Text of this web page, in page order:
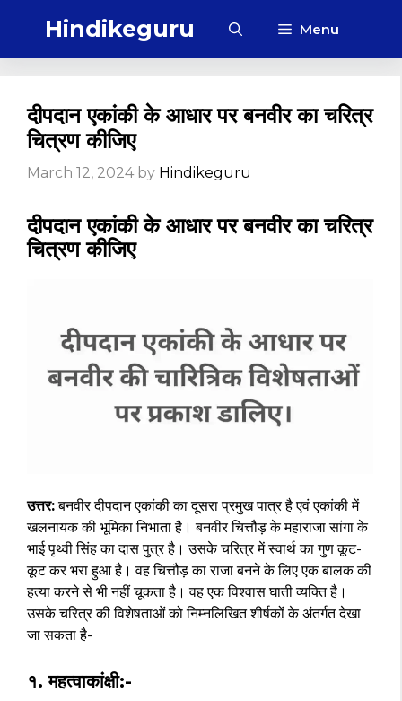
Hindikeguru Menu
दीपदान एकांकी के आधार पर बनवीर का चरित्र
चित्रण कीजिए
March 12, 2024 by Hindikeguru
दीपदान एकांकी के आधार पर बनवीर का चरित्र
चित्रण कीजिए
उत्तर:बनवीर दीपदान एकांकी का दूसरा प्रमुख पात्र है एवं एकांकी में
खलनायक की भूमिका निभाता है। बनवीर चित्तौड़ के महाराजा सांगा के
भाई पृथ्वी सिंह का दास पुत्र है। उसके चरित्र में स्वार्थ का गुण कूट-
कूट कर भरा हुआ है। वह चित्तौड़ का राजा बनने के लिए एक बालक की
हत्या करने से भी नहीं चूकता है। वह एक विश्वास घाती व्यक्ति है।
उसके चरित्र की विशेषताओं को निम्नलिखित शीर्षकों के अंतर्गत देखा
जा सकता है-
१. महत्वाकांक्षी:-